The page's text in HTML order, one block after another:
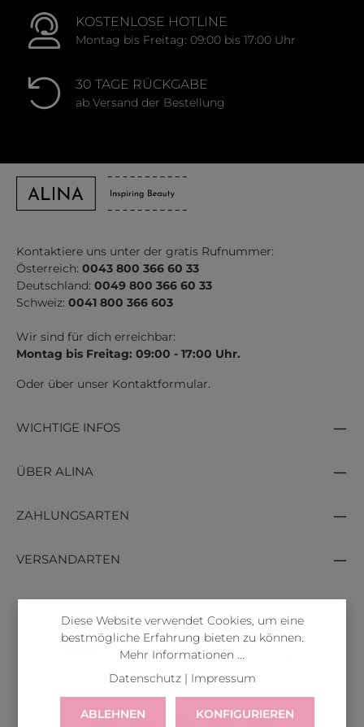
KOSTENLOSE HOTLINE
Montag bis Freitag: 09:00 bis 17:00 Uhr
30 TAGE RÜCKGABE
ab Versand der Bestellung
Kontaktiere uns unter der gratis Rufnummer:
Österreich: 0043 800 366 60 33
Deutschland: 0049 800 366 60 33
Schweiz: 0041 800 366 603
Wir sind für dich erreichbar:
Montag bis Freitag: 09:00 - 17:00 Uhr.
Oder über unser Kontaktformular.
WICHTIGE INFOS
ÜBER ALINA
ZAHLUNGSARTEN
VERSANDARTEN
Diese Website verwendet Cookies, um eine
bestmögliche Erfahrung bieten zu können.
Mehr Informationen ...
Datenschutz| Impressum
ABLEHNEN KONFIGURIEREN